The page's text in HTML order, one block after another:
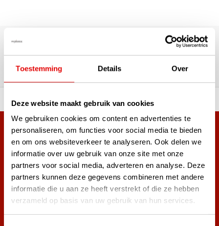
Toestemming Details Over
Deze website maakt gebruik van cookies
We gebruiken cookies om content en advertenties te
personaliseren, om functies voor social media te bieden
en om ons websiteverkeer te analyseren. Ook delen we
informatie over uw gebruik van onze site met onze
partners voor social media, adverteren en analyse. Deze
partners kunnen deze gegevens combineren met andere
informatie die u aan ze heeft verstrekt of die ze hebben
verzameld op basis van uw gebruik van hun services.
TrustPilot, Google
Reviews: What our customers
say
of premium brands!
+38,000 customers have already subscribed.
Sign up for the newsletter and never miss out on the best
golf deals!